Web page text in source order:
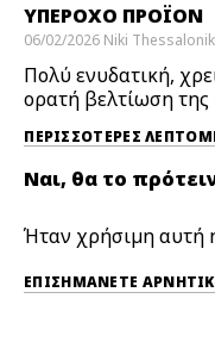
ΥΠΈΡΟΧΟ ΠΡΟΪΌΝ
06/02/2026 Niki
Πολύ ενυδατική,
ορατή βελτίωση της
ΠΕΡΙΣΣΌΤΕΡΕΣ
Ναι, θα το
Ήταν χρήσιμη αυτή